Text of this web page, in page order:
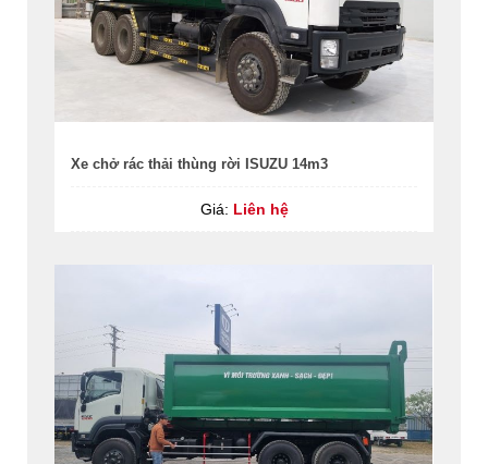
Xe chở rác thải thùng rời ISUZU 14m3
Giá: Liên hệ